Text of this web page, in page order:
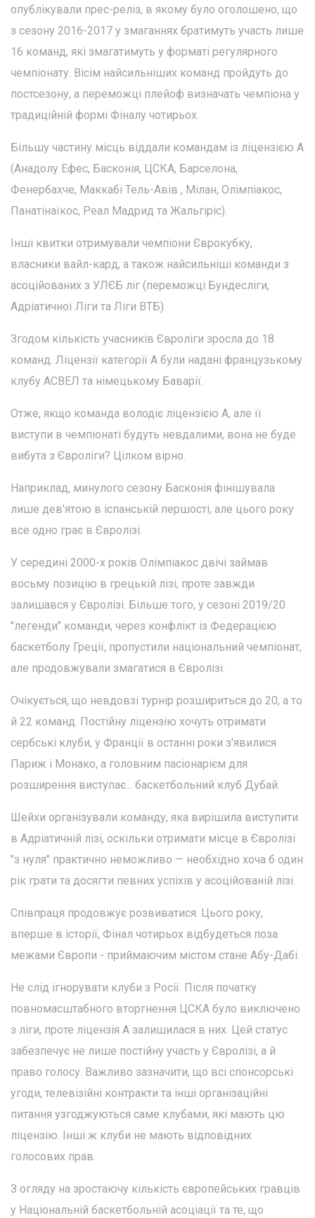
опублікували прес-реліз, в якому було оголошено, що
з сезону 2016-2017 у змаганнях братимуть участь лише
16 команд, які змагатимуть у форматі регулярного
чемпіонату. Вісім найсильніших команд пройдуть до
постсезону, а переможці плейоф визначать чемпіона у
традиційній формі Фіналу чотирьох.
Більшу частину місць віддали командам із ліцензією А
(Анадолу Ефес, Басконія, ЦСКА, Барселона,
Фенербахче, Маккабі Тель-Авів , Мілан, Олімпіакос,
Панатінаїкос, Реал Мадрид та Жальгіріс).
Інші квитки отримували чемпіони Єврокубку,
власники вайл-кард, а також найсильніші команди з
асоційованих з УЛЄБ ліг (переможці Бундесліги,
Адріатичної Ліги та Ліги ВТБ).
Згодом кількість учасників Євроліги зросла до 18
команд. Ліцензії категорії А були надані французькому
клубу АСВЕЛ та німецькому Баварії.
Отже, якщо команда володіє ліцензією А, але її
виступи в чемпіонаті будуть невдалими, вона не буде
вибута з Євроліги? Цілком вірно.
Наприклад, минулого сезону Басконія фінішувала
лише дев'ятою в іспанській першості, але цього року
все одно грає в Євролізі.
У середині 2000-х років Олімпіакос двічі займав
восьму позицію в грецькій лізі, проте завжди
залишався у Євролізі. Більше того, у сезоні 2019/20
"легенди" команди, через конфлікт із Федерацією
баскетболу Греції, пропустили національний чемпіонат,
але продовжували змагатися в Євролізі.
Очікується, що невдовзі турнір розшириться до 20, а то
й 22 команд. Постійну ліцензію хочуть отримати
сербські клуби, у Франції в останні роки з'явилися
Париж і Монако, а головним пасіонарієм для
розширення виступає... баскетбольний клуб Дубай.
Шейхи організували команду, яка вирішила виступити
в Адріатичній лізі, оскільки отримати місце в Євролізі
"з нуля" практично неможливо — необхідно хоча б один
рік грати та досягти певних успіхів у асоційованій лізі.
Співпраця продовжує розвиватися. Цього року,
вперше в історії, Фінал чотирьох відбудеться поза
межами Європи - приймаючим містом стане Абу-Дабі.
Не слід ігнорувати клуби з Росії. Після початку
повномасштабного вторгнення ЦСКА було виключено
з ліги, проте ліцензія А залишилася в них. Цей статус
забезпечує не лише постійну участь у Євролізі, а й
право голосу. Важливо зазначити, що всі спонсорські
угоди, телевізійні контракти та інші організаційні
питання узгоджуються саме клубами, які мають цю
ліцензію. Інші ж клуби не мають відповідних
голосових прав.
З огляду на зростаючу кількість європейських гравців
у Національній баскетбольній асоціації та те, що